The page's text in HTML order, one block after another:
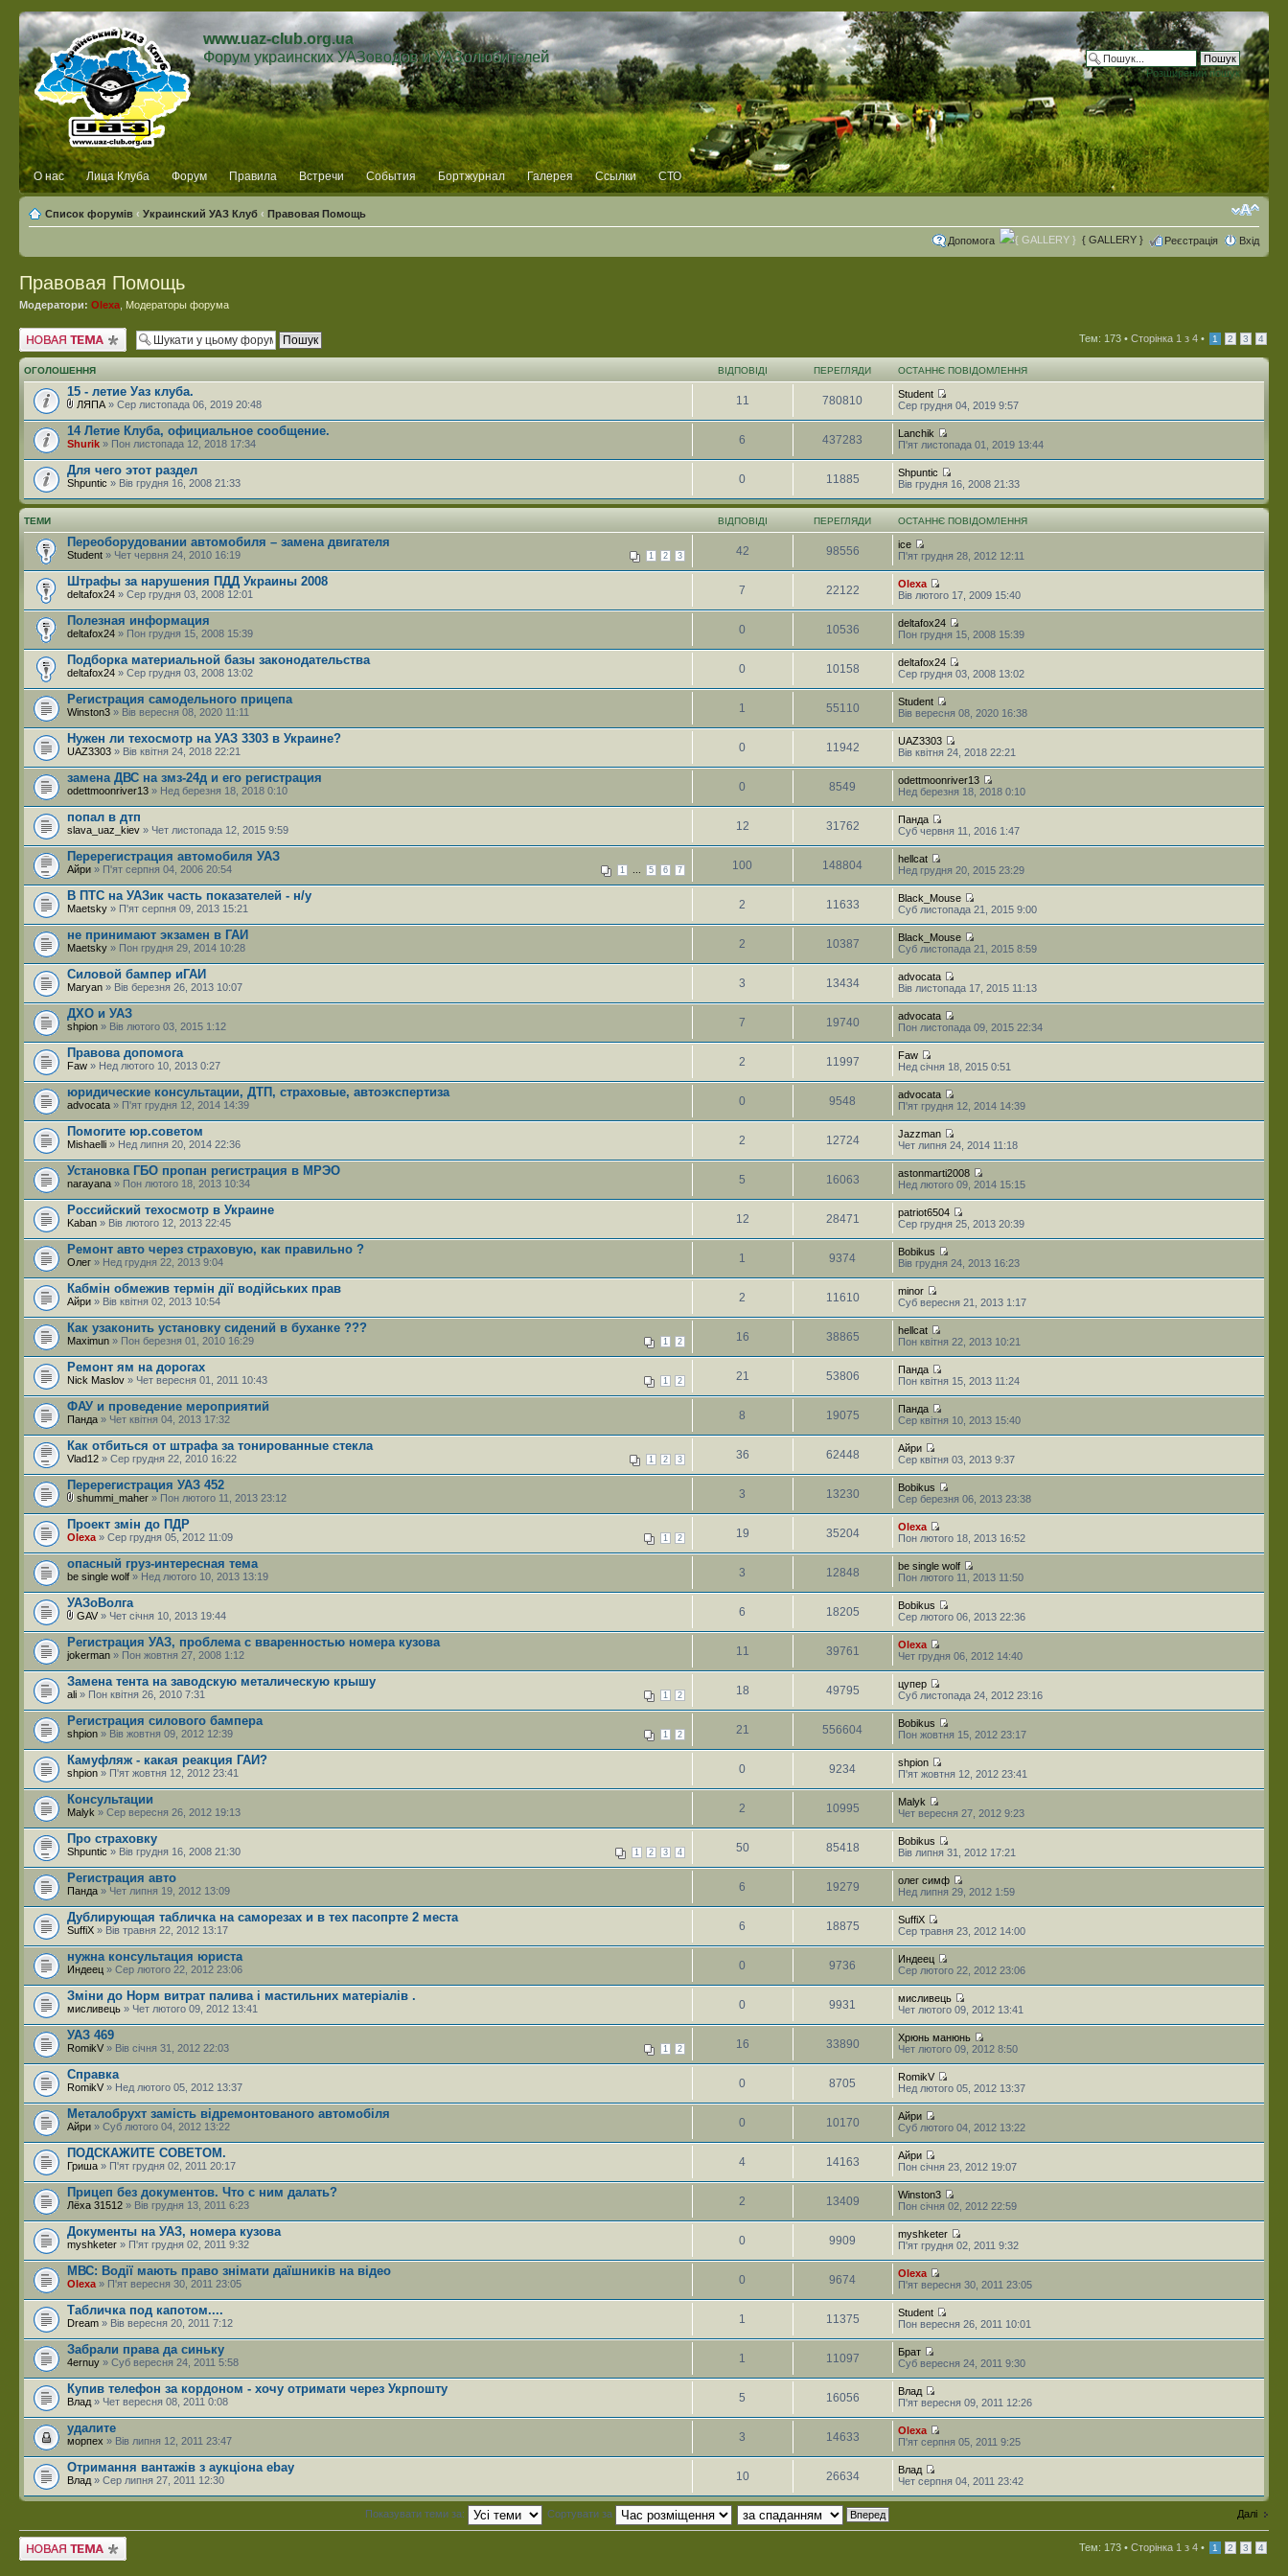
www.uaz-club.org.ua
Форум украинских УАЗоводов и УАЗолюбителей
Розширений пошук
О нас Лица Клуба Форум Правила Встречи События Бортжурнал Галерея Ссылки СТО
Список форумів ‹ Украинский УАЗ Клуб ‹ Правовая Помощь
Допомога { GALLERY } Реєстрація Вхід
Правовая Помощь
Модератори: Olexa Модераторы форума
Створити нову тему Тем: 173 • Сторінка 1 з 4 • 1 2 3 4
ОГОЛОШЕННЯ ВІДПОВІДІ ПЕРЕГЛЯДИ ОСТАННЄ ПОВІДОМЛЕННЯ
15 - летие Уаз клуба.
ЛЯПА » Сер листопада 06, 2019 20:48 11 780810
Student
Сер грудня 04, 2019 9:57
14 Летие Клуба, официальное сообщение.
Shurik » Пон листопада 12, 2018 17:34 6 437283
Lanchik
П'ят листопада 01, 2019 13:44
Для чего этот раздел
Shpuntic » Вів грудня 16, 2008 21:33 0 11885
Shpuntic
Вів грудня 16, 2008 21:33
ТЕМИ ВІДПОВІДІ ПЕРЕГЛЯДИ ОСТАННЄ ПОВІДОМЛЕННЯ
Переоборудовании автомобиля – замена двигателя
1 2 3
Student » Чет червня 24, 2010 16:19 42 98556
ice
П'ят грудня 28, 2012 12:11
Штрафы за нарушения ПДД Украины 2008
deltafox24 » Сер грудня 03, 2008 12:01 7 22122
Olexa
Вів лютого 17, 2009 15:40
Полезная информация
deltafox24 » Пон грудня 15, 2008 15:39 0 10536
deltafox24
Пон грудня 15, 2008 15:39
Подборка материальной базы законодательства
deltafox24 » Сер грудня 03, 2008 13:02 0 10158
deltafox24
Сер грудня 03, 2008 13:02
Регистрация самодельного прицепа
Winston3 » Вів вересня 08, 2020 11:11 1 55110
Student
Вів вересня 08, 2020 16:38
Нужен ли техосмотр на УАЗ 3303 в Украине?
UAZ3303 » Вів квітня 24, 2018 22:21 0 11942
UAZ3303
Вів квітня 24, 2018 22:21
замена ДВС на змз-24д и его регистрация
odettmoonriver13 » Нед березня 18, 2018 0:10 0 8549
odettmoonriver13
Нед березня 18, 2018 0:10
попал в дтп
slava_uaz_kiev » Чет листопада 12, 2015 9:59 12 31762
Панда
Суб червня 11, 2016 1:47
Перерегистрация автомобиля УАЗ
1 5 6 7
Айри » П'ят серпня 04, 2006 20:54 100 148804
hellcat
Нед грудня 20, 2015 23:29
В ПТС на УАЗик часть показателей - н/у
Maetsky » П'ят серпня 09, 2013 15:21 2 11633
Black_Mouse
Суб листопада 21, 2015 9:00
не принимают экзамен в ГАИ
Maetsky » Пон грудня 29, 2014 10:28 2 10387
Black_Mouse
Суб листопада 21, 2015 8:59
Силовой бампер иГАИ
Maryan » Вів березня 26, 2013 10:07 3 13434
advocata
Вів листопада 17, 2015 11:13
ДХО и УАЗ
shpion » Вів лютого 03, 2015 1:12 7 19740
advocata
Пон листопада 09, 2015 22:34
Правова допомога
Faw » Нед лютого 10, 2013 0:27 2 11997
Faw
Нед січня 18, 2015 0:51
юридические консультации, ДТП, страховые, автоэкспертиза
advocata » П'ят грудня 12, 2014 14:39 0 9548
advocata
П'ят грудня 12, 2014 14:39
Помогите юр.советом
Mishaelli » Нед липня 20, 2014 22:36 2 12724
Jazzman
Чет липня 24, 2014 11:18
Установка ГБО пропан регистрация в МРЭО
narayana » Пон лютого 18, 2013 10:34 5 16063
astonmarti2008
Нед лютого 09, 2014 15:15
Российский техосмотр в Украине
Kaban » Вів лютого 12, 2013 22:45 12 28471
patriot6504
Сер грудня 25, 2013 20:39
Ремонт авто через страховую, как правильно ?
Олег » Нед грудня 22, 2013 9:04 1 9374
Bobikus
Вів грудня 24, 2013 16:23
Кабмін обмежив термін дії водійських прав
Айри » Вів квітня 02, 2013 10:54 2 11610
minor
Суб вересня 21, 2013 1:17
Как узаконить установку сидений в буханке ???
1 2
Maximun » Пон березня 01, 2010 16:29 16 38865
hellcat
Пон квітня 22, 2013 10:21
Ремонт ям на дорогах
1 2
Nick Maslov » Чет вересня 01, 2011 10:43 21 53806
Панда
Пон квітня 15, 2013 11:24
ФАУ и проведение мероприятий
Панда » Чет квітня 04, 2013 17:32 8 19075
Панда
Сер квітня 10, 2013 15:40
Как отбиться от штрафа за тонированные стекла
1 2 3
Vlad12 » Сер грудня 22, 2010 16:22 36 62448
Айри
Сер квітня 03, 2013 9:37
Перерегистрация УАЗ 452
shummi_maher » Пон лютого 11, 2013 23:12 3 13230
Bobikus
Сер березня 06, 2013 23:38
Проект змін до ПДР
1 2
Olexa » Сер грудня 05, 2012 11:09 19 35204
Olexa
Пон лютого 18, 2013 16:52
опасный груз-интересная тема
be single wolf » Нед лютого 10, 2013 13:19 3 12848
be single wolf
Пон лютого 11, 2013 11:50
УАЗоВолга
GAV » Чет січня 10, 2013 19:44 6 18205
Bobikus
Сер лютого 06, 2013 22:36
Регистрация УАЗ, проблема с вваренностью номера кузова
jokerman » Пон жовтня 27, 2008 1:12 11 39761
Olexa
Чет грудня 06, 2012 14:40
Замена тента на заводскую металическую крышу
1 2
ali » Пон квітня 26, 2010 7:31 18 49795
цупер
Суб листопада 24, 2012 23:16
Регистрация силового бампера
1 2
shpion » Вів жовтня 09, 2012 12:39 21 556604
Bobikus
Пон жовтня 15, 2012 23:17
Камуфляж - какая реакция ГАИ?
shpion » П'ят жовтня 12, 2012 23:41 0 9234
shpion
П'ят жовтня 12, 2012 23:41
Консультации
Malyk » Сер вересня 26, 2012 19:13 2 10995
Malyk
Чет вересня 27, 2012 9:23
Про страховку
1 2 3 4
Shpuntic » Вів грудня 16, 2008 21:30 50 85418
Bobikus
Вів липня 31, 2012 17:21
Регистрация авто
Панда » Чет липня 19, 2012 13:09 6 19279
олег симф
Нед липня 29, 2012 1:59
Дублирующая табличка на саморезах и в тех пасопрте 2 места
SuffiX » Вів травня 22, 2012 13:17 6 18875
SuffiX
Сер травня 23, 2012 14:00
нужна консультация юриста
Индеец » Сер лютого 22, 2012 23:06 0 9736
Индеец
Сер лютого 22, 2012 23:06
Зміни до Норм витрат палива і мастильних матеріалів .
мисливець » Чет лютого 09, 2012 13:41 0 9931
мисливець
Чет лютого 09, 2012 13:41
УАЗ 469
1 2
RomikV » Вів січня 31, 2012 22:03 16 33890
Хрюнь манюнь
Чет лютого 09, 2012 8:50
Справка
RomikV » Нед лютого 05, 2012 13:37 0 8705
RomikV
Нед лютого 05, 2012 13:37
Металобрухт замість відремонтованого автомобіля
Айри » Суб лютого 04, 2012 13:22 0 10170
Айри
Суб лютого 04, 2012 13:22
ПОДСКАЖИТЕ СОВЕТОМ.
Гриша » П'ят грудня 02, 2011 20:17 4 14163
Айри
Пон січня 23, 2012 19:07
Прицеп без документов. Что с ним далать?
Лёха 31512 » Вів грудня 13, 2011 6:23 2 13409
Winston3
Пон січня 02, 2012 22:59
Документы на УАЗ, номера кузова
myshketer » П'ят грудня 02, 2011 9:32 0 9909
myshketer
П'ят грудня 02, 2011 9:32
МВС: Водії мають право знімати даїшників на відео
Olexa » П'ят вересня 30, 2011 23:05 0 9674
Olexa
П'ят вересня 30, 2011 23:05
Табличка под капотом....
Dream » Вів вересня 20, 2011 7:12 1 11375
Student
Пон вересня 26, 2011 10:01
Забрали права да синьку
4ernuy » Суб вересня 24, 2011 5:58 1 11097
Брат
Суб вересня 24, 2011 9:30
Купив телефон за кордоном - хочу отримати через Укрпошту
Влад » Чет вересня 08, 2011 0:08 5 16056
Влад
П'ят вересня 09, 2011 12:26
удалите
морпех » Вів липня 12, 2011 23:47 3 14633
Olexa
П'ят серпня 05, 2011 9:25
Отримання вантажів з аукціона ebay
Влад » Сер липня 27, 2011 12:30 10 26634
Влад
Чет серпня 04, 2011 23:42
Далі
Показувати теми за: Сортувати за
Створити нову тему Тем: 173 • Сторінка 1 з 4 • 1 2 3 4